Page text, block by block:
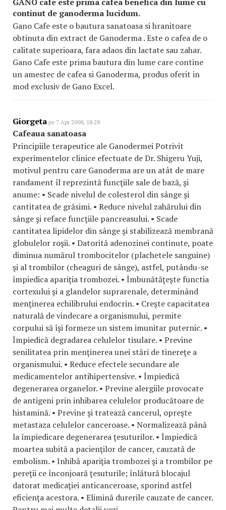
continut de ganoderma lucidum.
Gano Cafe este o bautura sanatoasa si hranitoare
obtinuta din extract de Ganoderma . Este o cafea de o
calitate superioara, fara adaos din lactate sau zahar.
Gano Cafe este prima bautura din lume care contine
un amestec de cafea si Ganoderma, produs oferit in
mod exclusiv de Gano Excel.
Giorgeta pe 7 Apr 2008, 18:28
Cafeaua sanatoasa
Principiile terapeutice ale Ganodermei Potrivit
experimentelor clinice efectuate de Dr. Shigeru Yuji,
motivul pentru care Ganoderma are un atât de mare
randament îl reprezintă funcţiile sale de bază, şi
anume: • Scade nivelul de colesterol din sânge şi
cantitatea de grăsimi. • Reduce nivelul zahărului din
sânge şi reface funcţiile pancreasului. • Scade
cantitatea lipidelor din sânge şi stabilizează membrană
globulelor roşii. • Datorită adenozinei continute, poate
diminua numărul trombocitelor (plachetele sanguine)
şi al trombilor (cheaguri de sânge), astfel, putându-se
împiedica apariţia trombozei. • Îmbunătăţeşte functia
cortexului şi a glandelor suprarenale, determinând
menţinerea echilibrului endocrin. • Creşte capacitatea
naturală de vindecare a organismului, permite
corpului să îşi formeze un sistem imunitar puternic. •
Împiedică degradarea celulelor tisulare. • Previne
senilitatea prin menţinerea unei stări de tinereţe a
organismului. • Reduce efectele secundare ale
medicamentelor antihipertensive. • Împiedică
degenerarea organelor. • Previne alergiile provocate
de antigeni prin inhibarea celulelor producătoare de
histamină. • Previne şi tratează cancerul, opreşte
metastaza celulelor canceroase. • Normalizează până
la împiedicare degenerarea ţesuturilor. • Împiedică
moartea subită a pacienţilor de cancer, cauzată de
embolism. • Inhibă apariţia trombozei şi a trombilor pe
pereţii ce înconjoară ţesuturile; înlătură blocajul
datorat medicaţiei anticanceroase, sporind astfel
eficienţa acestora. • Elimină durerile cauzate de cancer.